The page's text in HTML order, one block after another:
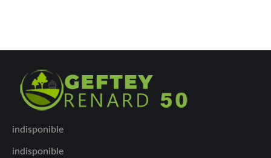
indisponible
indisponible